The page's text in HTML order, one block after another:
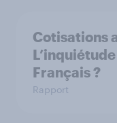
Cotisations
Français ?
Rapport